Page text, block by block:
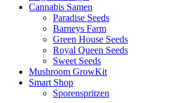
Cannabis Samen
Paradise Seeds
Barneys Farm
Green House Seeds
Royal Queen Seeds
Sweet Seeds
Mushroom GrowKit
Smart Shop
Sporenspritzen